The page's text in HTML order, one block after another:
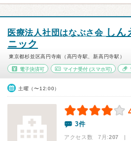
医療法人社団はなぶさ会 しん
ニック
東京都杉並区高円寺南（高円寺駅、新高円寺駅）
電子決済可 マイナ受付(スマホ可)
土曜（〜12:00）
3件
アクセス数 7月:207 |